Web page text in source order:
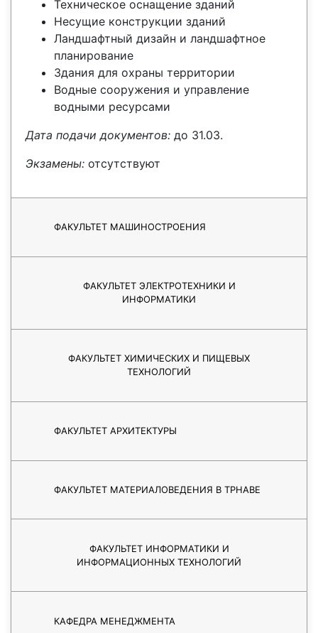
Техническое оснащение зданий
Несущие конструкции зданий
Ландшафтный дизайн и ландшафтное
планирование
Здания для охраны территории
Водные сооружения и управление
водными ресурсами
Дата подачи документов: до 31.03.
Экзамены: отсутствуют
ФАКУЛЬТЕТ МАШИНОСТРОЕНИЯ
ФАКУЛЬТЕТ ЭЛЕКТРОТЕХНИКИ И
ИНФОРМАТИКИ
ФАКУЛЬТЕТ ХИМИЧЕСКИХ И ПИЩЕВЫХ
ТЕХНОЛОГИЙ
ФАКУЛЬТЕТ АРХИТЕКТУРЫ
ФАКУЛЬТЕТ МАТЕРИАЛОВЕДЕНИЯ В ТРНАВЕ
ФАКУЛЬТЕТ ИНФОРМАТИКИ И
ИНФОРМАЦИОННЫХ ТЕХНОЛОГИЙ
КАФЕДРА МЕНЕДЖМЕНТА